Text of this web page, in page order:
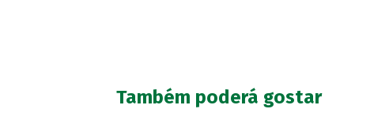
Também poderá gostar